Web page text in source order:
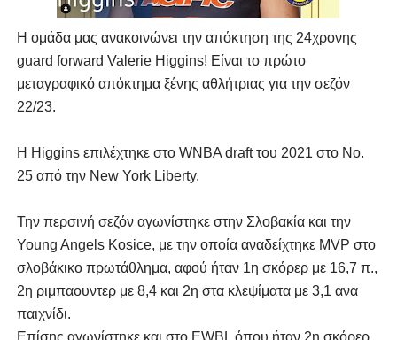
Η ομάδα μας ανακοινώνει την απόκτηση της 24χρονης
guard forward Valerie Higgins! Είναι το πρώτο
μεταγραφικό απόκτημα ξένης αθλήτριας για την σεζόν
22/23.
Η Higgins επιλέχτηκε στο WNBA draft του 2021 στο Νο.
25 από την New York Liberty.
Την περσινή σεζόν αγωνίστηκε στην Σλοβακία και την
Young Angels Kosice, με την οποία αναδείχτηκε MVP στο
σλοβάκικο πρωτάθλημα, αφού ήταν 1η σκόρερ με 16,7 π.,
2η ριμπαουντερ με 8,4 και 2η στα κλεψίματα με 3,1 ανα
παιχνίδι.
Επίσης αγωνίστηκε και στο EWBL όπου ήταν 2η σκόρερ